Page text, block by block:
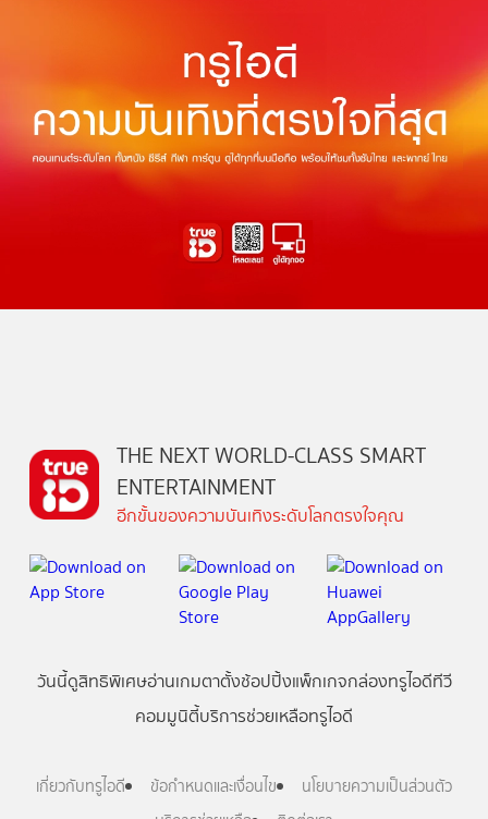
THE NEXT WORLD-CLASS SMART
ENTERTAINMENT
อีกขั้นของความบันเทิงระดับโลกตรงใจคุณ
วันนี้ดูสิทธิพิเศษอ่านเกมตาตั้งช้อปปิ้งแพ็กเกจกล่องทรูไอดีทีวี
คอมมูนิตี้บริการช่วยเหลือทรูไอดี
เกี่ยวกับทรูไอดี ข้อกำหนดและเงื่อนไข
นโยบายความเป็นส่วนตัว